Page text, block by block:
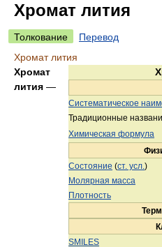
Хромат лития
Толкование
Перевод
Хромат лития
Систематическое
Традиционные
Химическая формула
Состояние (ст. усл. )
Молярная масса
Плотность
SMILES
Хромат
лития —